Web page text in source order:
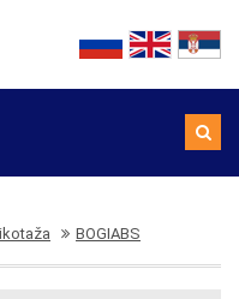
BOGIABS